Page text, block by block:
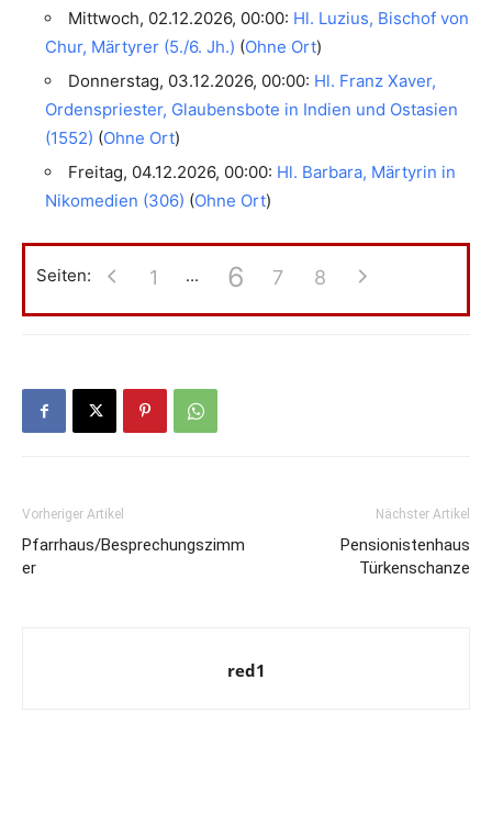
Mittwoch, 02.12.2026, 00:00: Hl. Luzius, Bischof von
Chur, Märtyrer (5./6. Jh.) (Ohne Ort)
Donnerstag, 03.12.2026, 00:00: Hl. Franz Xaver,
Ordenspriester, Glaubensbote in Indien und Ostasien
(1552) (Ohne Ort)
Freitag, 04.12.2026, 00:00: Hl. Barbara, Märtyrin in
Nikomedien (306) (Ohne Ort)
1 6 7 8
Vorheriger Artikel
Pfarrhaus/Besprechungszimm
er
Nächster Artikel
Pensionistenhaus
Türkenschanze
red1